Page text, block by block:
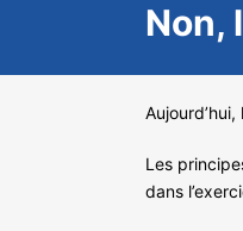
Non,
Les
dans